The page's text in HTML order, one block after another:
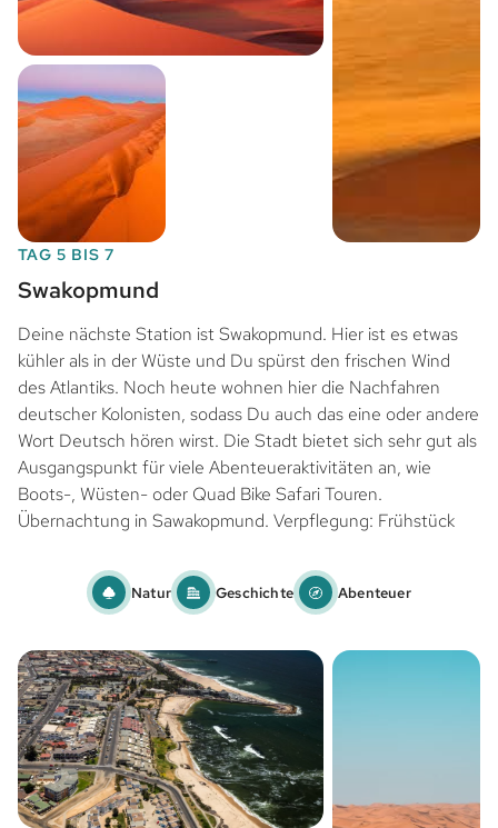
TAG 5 BIS 7
Swakopmund
Deine nächste Station ist Swakopmund. Hier ist es etwas
kühler als in der Wüste und Du spürst den frischen Wind
des Atlantiks. Noch heute wohnen hier die Nachfahren
deutscher Kolonisten, sodass Du auch das eine oder andere
Wort Deutsch hören wirst. Die Stadt bietet sich sehr gut als
Ausgangspunkt für viele Abenteueraktivitäten an, wie
Boots-, Wüsten- oder Quad Bike Safari Touren.
Übernachtung in Sawakopmund. Verpflegung: Frühstück
Natur Geschichte Abenteuer